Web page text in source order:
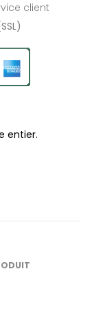
client
entier.